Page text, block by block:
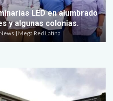
LED en alumbrado
y algunas colonias.
| Mega Red Latina